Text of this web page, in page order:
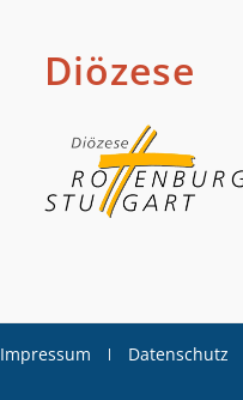
Diözese
Impressum Datenschutz